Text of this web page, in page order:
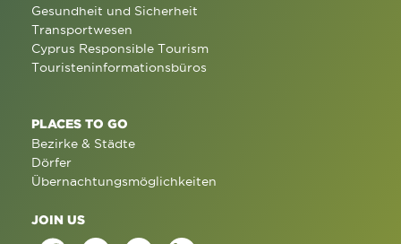
Gesundheit und Sicherheit
Transportwesen
Cyprus Responsible Tourism
Touristeninformationsbüros
PLACES TO GO
Bezirke & Städte
Dörfer
Übernachtungsmöglichkeiten
JOIN US